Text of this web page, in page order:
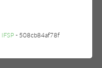
IFSP - 508cb84af78f